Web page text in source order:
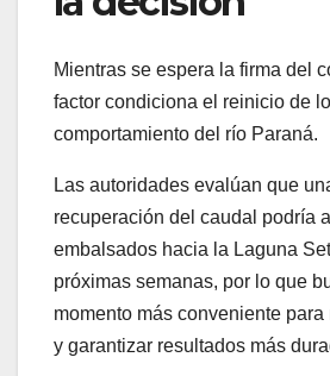
Mientras se espera la firma del
factor condiciona el reinicio de
comportamiento del río Paraná.
Las autoridades evalúan que
recuperación del caudal podría
embalsados hacia la Laguna
próximas semanas, por lo que
momento más conveniente
y garantizar resultados más